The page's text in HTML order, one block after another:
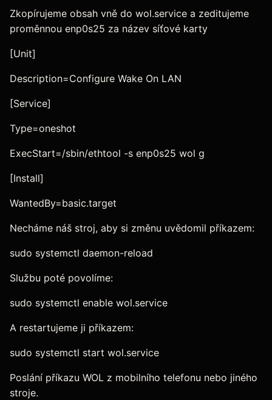
Zkopírujeme obsah vně do wol.service a zeditujeme
proměnnou enp0s25 za název síťové karty
[Unit]
Description=Configure Wake On LAN
[Service]
Type=oneshot
ExecStart=/sbin/ethtool -s enp0s25 wol g
[Install]
WantedBy=basic.target
Necháme náš stroj, aby si změnu uvědomil příkazem:
sudo systemctl daemon-reload
Službu poté povolíme:
sudo systemctl enable wol.service
A restartujeme ji příkazem:
sudo systemctl start wol.service
Poslání příkazu WOL z mobilního telefonu nebo jiného
stroje.